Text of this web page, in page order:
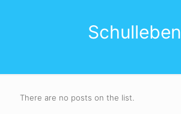
Schulleben
There are no posts on the list.